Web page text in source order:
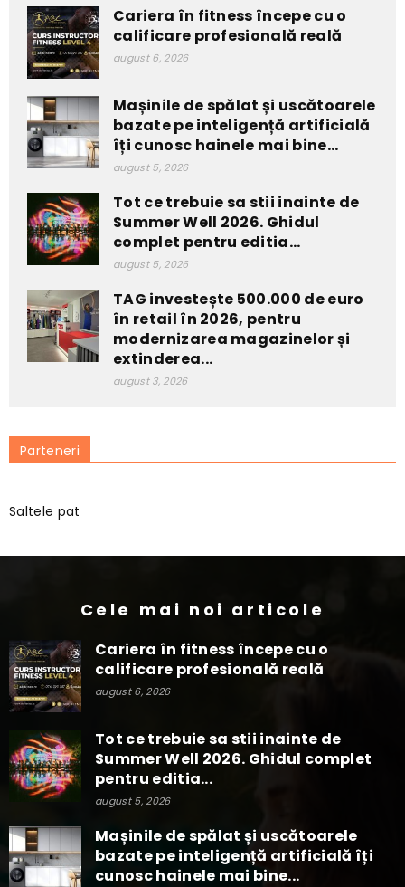
Cariera în fitness începe cu o
calificare profesională reală
august 6, 2026
Mașinile de spălat și uscătoarele
bazate pe inteligență artificială
îți cunosc hainele mai bine...
august 5, 2026
Tot ce trebuie sa stii inainte de
Summer Well 2026. Ghidul
complet pentru editia...
august 5, 2026
TAG investește 500.000 de euro
în retail în 2026, pentru
modernizarea magazinelor și
extinderea...
august 3, 2026
Parteneri
Saltele pat
Cele mai noi articole
Cariera în fitness începe cu o
calificare profesională reală
august 6, 2026
Tot ce trebuie sa stii inainte de
Summer Well 2026. Ghidul complet
pentru editia...
august 5, 2026
Mașinile de spălat și uscătoarele
bazate pe inteligență artificială îți
cunosc hainele mai bine...